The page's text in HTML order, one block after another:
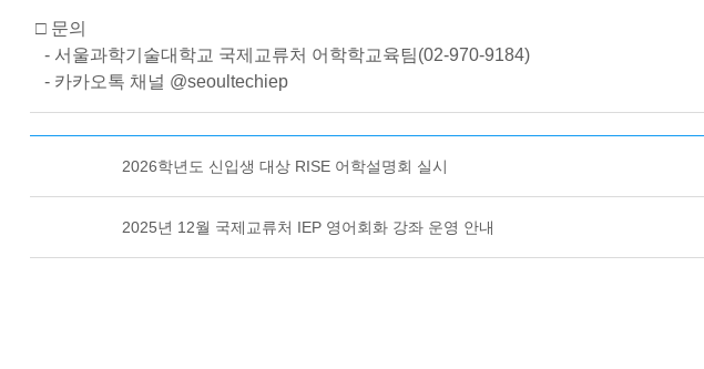
□ 문의
- 서울과학기술대학교 국제교류처 어학학교육팀(02-970-9184)
- 카카오톡 채널 @seoultechiep
2026학년도 신입생 대상 RISE 어학설명회 실시
2025년 12월 국제교류처 IEP 영어회화 강좌 운영 안내